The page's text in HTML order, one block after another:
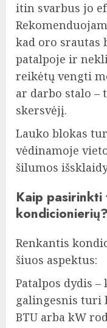
itin svarbus jo
kad oro srautas
patalpoje ir
reikėtų vengti
ar darbo stalo –
skersvėjį.
Lauko blokas
vėdinamoje
šilumos
Kaip pasirinkti
kondicionierių?
Renkantis
šiuos aspektus:
Patalpos dydis
galingesnis turi
BTU arba kW